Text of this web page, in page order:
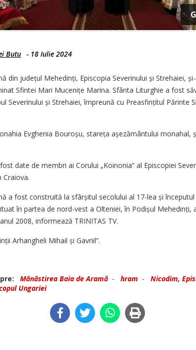
Butu - 18 Iulie 2024
din județul Mehedinți, Episcopia Severinului și Strehaiei,
Sfintei Mari Mucenițe Marina. Sfânta Liturghie a fost
Severinului și Strehaiei, împreună cu Preasfințitul Părinte
Evghenia Bouroșu, stareța așezământului monahal,
date de membri ai Corului „Koinonia” al Episcopiei
a fost construită la sfârșitul secolului al 17-lea și începutul
în partea de nord-vest a Olteniei, în Podișul Mehedinți,
2008, informează TRINITAS TV.
Arhangheli Mihail și Gavriil”.
Mănăstirea Baia de Aramă - hram - Nicodim,
Ungariei